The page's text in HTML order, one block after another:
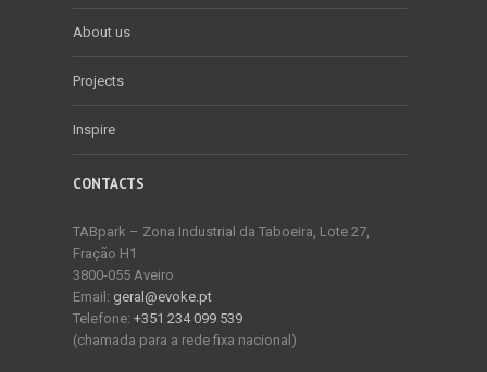
About us
Projects
Inspire
CONTACTS
TABpark – Zona Industrial da Taboeira, Lote 27,
Fração H1
3800-055 Aveiro
Email: geral@evoke.pt
Telefone:+351 234 099 539
(chamada para a rede fixa nacional)